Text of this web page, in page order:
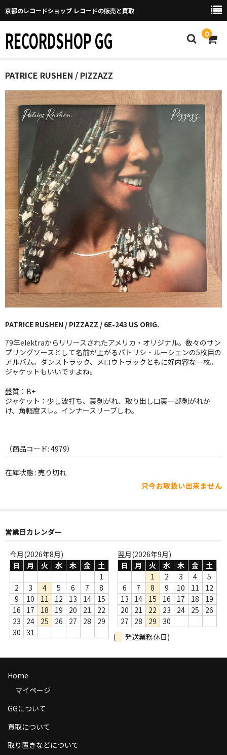
京都のレコードショップ レコードの販売と買取
RECORDSHOP GG 0
Home
マイページ
GGについて
買取について
取り置きなどについて
Categories
New Arrivals
新譜
GG RECORD （当店のレーベル）
全商品
JAZZ-US
BLUE NOTE
JAZZ-EU
JAZZ-JP
JAZZ-VOCAL
J-POP
ROCK
WORLD
その他
Webのみ no.2
Webのみ no.3
Webのみ no.4
売り切れ
商品の発送
お支払い方法
PATRICE RUSHEN / PIZZAZZ
PATRICE RUSHEN / PIZZAZZ / 6E-243 US ORIG.
79年elektraからリリースされたアメリカ・オリジナル。数々のサン
プリングソースとして名前が上がるパトリシ・ルーシェンの5枚目の
アルバム。ダンストラック、メロウトラックともに好内容な一枚。
ジャケットもいいですよね。
盤質：B+
ジャケット：少し波打ち、裏剥がれ、取り出し口裏一部剥がれか
け、角軽度スレ。インナースリーブしわ。
（商品コード: 4979）
在庫状態 : 売り切れ
只今お取扱い出来ません
営業日カレンダー
今月(2026年8月)
日
月 火 水 木 金
土
1
2
3 4 5 6 7
8
9
10 11 12 13 14
15
16
17 18 19 20 21
22
23
24 25 26 27 28
29
30
31
翌月(2026年9月)
日
月 火 水 木 金
土
1
2 3 4
5
6
7 8 9 10 11
12
13
14 15 16 17 18
19
20
21 22 23 24 25
26
27
28 29
30
(
発送業務休日)
Home
マイページ
GGについて
買取について
取り置きなどについて